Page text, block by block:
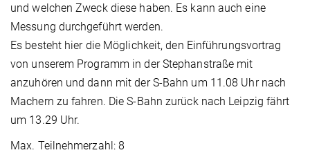
und welchen Zweck diese haben. Es kann auch eine
Messung durchgeführt werden.
Es besteht hier die Möglichkeit, den Einführungsvortrag
von unserem Programm in der Stephanstraße mit
anzuhören und dann mit der S-Bahn um 11.08 Uhr nach
Machern zu fahren. Die S-Bahn zurück nach Leipzig fährt
um 13.29 Uhr.
Max. Teilnehmerzahl: 8